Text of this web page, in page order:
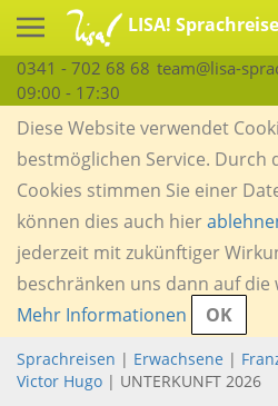
LISA!
0341 - 702 68 68 team@lisa-
09:00 - 17:30
Diese Website verwendet
bestmöglichen Service. Durch
Cookies stimmen Sie einer
können dies auch hier
jederzeit mit zukünftiger
beschränken uns dann auf die
Mehr Informationen
OK
Sprachreisen | Erwachsene |
Victor Hugo | UNTERKUNFT 2026